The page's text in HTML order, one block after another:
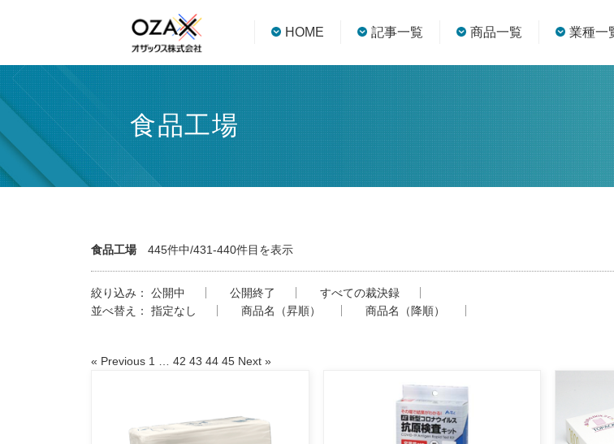
HOME 記事一覧 商品一覧 業種一
食品工場
食品工場445件中/431-440件目を表示
絞り込み： 公開中 公開終了
すべての裁決録
並べ替え：
指定なし 商品名（昇順） 商品名（降順）
« Previous 1 42 43 44 45 Next »